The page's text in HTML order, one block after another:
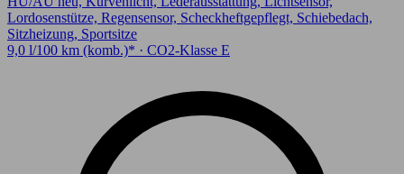
Lordosenstütze, Regensensor, Scheckheftgepflegt, Schiebedach,
Sitzheizung, Sportsitze
9,0 l/100 km (komb.)* · CO2-Klasse E